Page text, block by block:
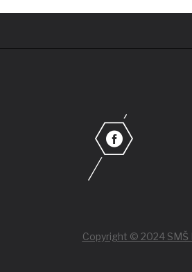
Copyright © 2024 SMŠ